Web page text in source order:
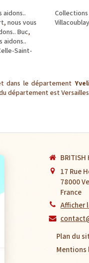
aidons..
, nous vous
Buc,
aidons..
Saint-
Villacoublay
dans le département
département est
BRITISH
17 Rue
78000
France
Afficher
Plan du
Mentions